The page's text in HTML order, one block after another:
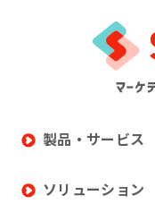
製品・サービス
ソリューション